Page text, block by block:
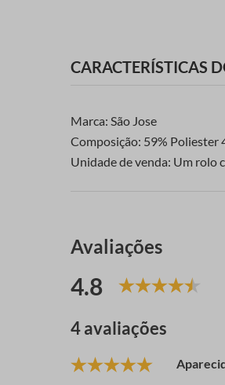
CARACTERÍSTICAS
Marca: São Jose
Composição: 59% Poliester
Unidade de venda: Um rolo
Avaliações
4.8
4 avaliações